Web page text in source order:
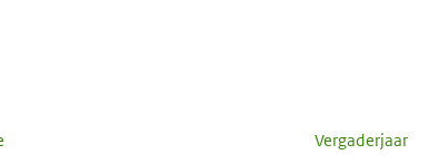
Vergaderjaar